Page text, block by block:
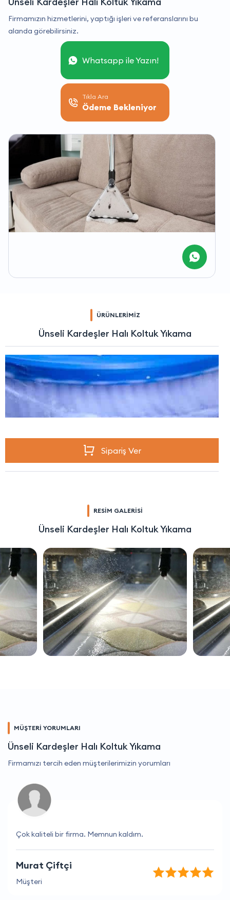
Firmamızın hizmetlerini, yaptığı işleri ve referanslarını bu
alanda görebilirsiniz.
Whatsapp ile Yazın!
Tıkla Ara
Ödeme Bekleniyor
ÜRÜNLERİMİZ
Ünseli Kardeşler Halı Koltuk Yıkama
Sipariş Ver
RESİM GALERİSİ
Ünseli Kardeşler Halı Koltuk Yıkama
MÜŞTERİ YORUMLARI
Ünseli Kardeşler Halı Koltuk Yıkama
Firmamızı tercih eden müşterilerimizin yorumları
Çok kaliteli bir firma. Memnun kaldım.
Murat Çiftçi
Müşteri